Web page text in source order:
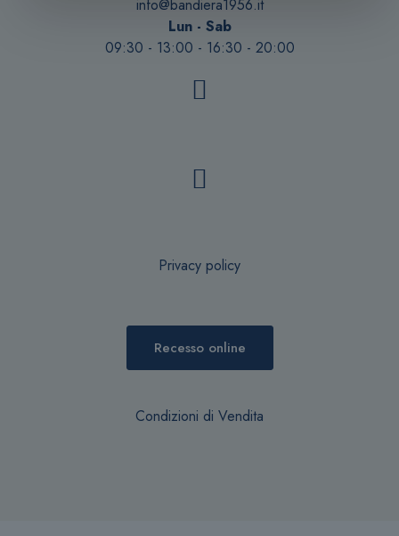
info@bandiera1956.it
Lun - Sab
09:30 - 13:00 - 16:30 - 20:00
Privacy policy
Recesso online
Condizioni di Vendita